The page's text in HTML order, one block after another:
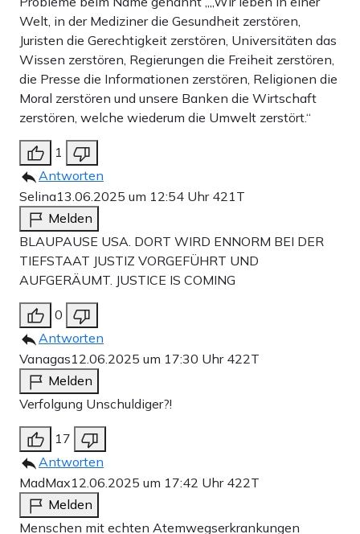
Welt, in der Mediziner die Gesundheit zerstören,
Juristen die Gerechtigkeit zerstören, Universitäten das
Wissen zerstören, Regierungen die Freiheit zerstören,
die Presse die Informationen zerstören, Religionen die
Moral zerstören und unsere Banken die Wirtschaft
zerstören, welche wiederum die Umwelt zerstört.“
1
Antworten
Selina13.06.2025 um 12:54 Uhr 421T
Melden
BLAUPAUSE USA. DORT WIRD ENNORM BEI DER
TIEFSTAAT JUSTIZ VORGEFÜHRT UND
AUFGERÄUMT. JUSTICE IS COMING
0
Antworten
Vanagas12.06.2025 um 17:30 Uhr 422T
Melden
Verfolgung Unschuldiger?!
17
Antworten
MadMax12.06.2025 um 17:42 Uhr 422T
Melden
Menschen mit echten Atemwegserkrankungen